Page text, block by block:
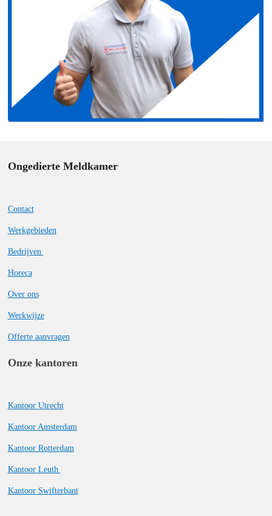
Ongedierte Meldkamer
Contact
Werkgebieden
Bedrijven
Horeca
Over ons
Werkwijze
Offerte aanvragen
Onze kantoren
Kantoor Utrecht
Kantoor Amsterdam
Kantoor Rotterdam
Kantoor Leuth
Kantoor Swifterbant